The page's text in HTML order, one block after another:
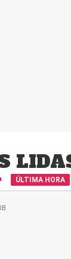
ÚLTIMA HORA